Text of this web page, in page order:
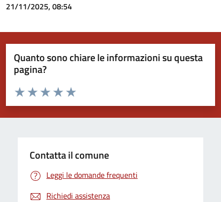
21/11/2025, 08:54
Quanto sono chiare le informazioni su questa
pagina?
Valuta da 1 a 5 stelle la pagina
Valuta 5 stelle su 5
Valuta 4 stelle su 5
Valuta 3 stelle su 5
Valuta 2 stelle su 5
Valuta 1 stelle su 5
Contatta il comune
Leggi le domande frequenti
Richiedi assistenza